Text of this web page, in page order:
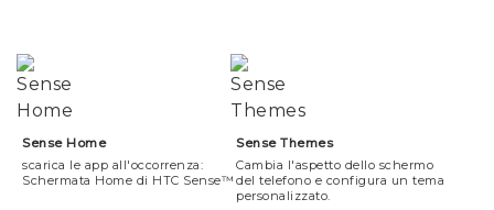
Sense Home
scarica le app all'occorrenza:
Schermata Home di HTC Sense™
Sense Themes
Cambia l'aspetto dello schermo
del telefono e configura un tema
personalizzato.